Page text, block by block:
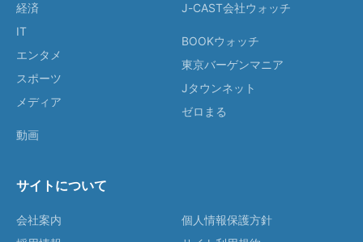
経済
IT
エンタメ
スポーツ
メディア
動画
J-CAST会社ウォッチ
BOOKウォッチ
東京バーゲンマニア
Jタウンネット
ゼロまる
サイトについて
会社案内
個人情報保護方針